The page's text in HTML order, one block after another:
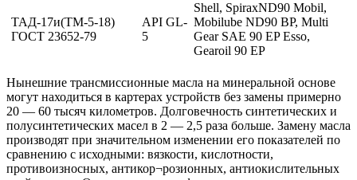
ТАД-17и(ТМ-5-18)
ГОСТ 23652-79
API GL-
5
Shell, SpiraxND90 Mobil,
Mobilube ND90 BP, Multi
Gear SAE 90 EP Esso,
Gearoil 90 EP
Нынешние трансмиссионные масла на минеральной основе
могут находиться в картерах устройств без замены примерно
20 — 60 тысяч километров. Долговечность синтетических и
полусинтетических масел в 2 — 2,5 раза больше. Замену масла
производят при значительном изменении его показателей по
сравнению с исходными: вязкости, кислотности,
противоизносных, антикор¬розионных, антиокислительных